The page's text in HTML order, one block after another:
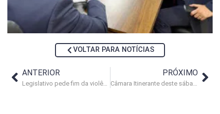
VOLTAR PARA NOTÍCIAS
ANTERIOR PRÓXIMO